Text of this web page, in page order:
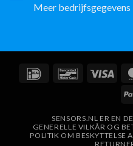
Meer
IDeal Bancontact
SENSORS.NL ER EN
GENERELLE VILKÅR OG
POLITIK OM BESKYTTELSE